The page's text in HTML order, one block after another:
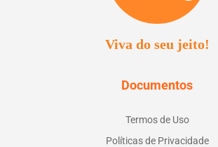
Viva do seu jeito!
Documentos
Termos de Uso
Políticas de Privacidade